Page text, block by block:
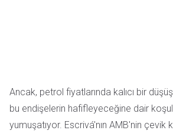
Ancak, petrol fiyatlarında kalıcı bir
bu endişelerin hafifleyeceğine dair
yumuşatıyor. Escrivá'nın AMB'nin çevik